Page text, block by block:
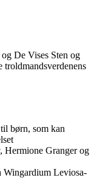
De Vises Sten og
børn, som kan
Hermione Granger og
Wingardium Leviosa-